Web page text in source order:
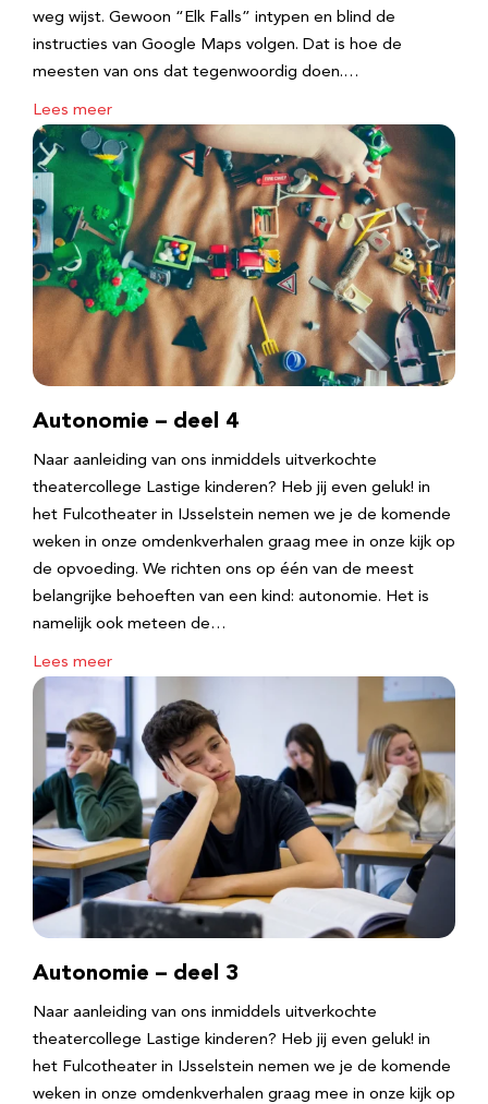
weg wijst. Gewoon “Elk Falls” intypen en blind de
instructies van Google Maps volgen. Dat is hoe de
meesten van ons dat tegenwoordig doen.…
Lees meer
Autonomie – deel 4
Naar aanleiding van ons inmiddels uitverkochte
theatercollege Lastige kinderen? Heb jij even geluk! in
het Fulcotheater in IJsselstein nemen we je de komende
weken in onze omdenkverhalen graag mee in onze kijk op
de opvoeding. We richten ons op één van de meest
belangrijke behoeften van een kind: autonomie. Het is
namelijk ook meteen de…
Lees meer
Autonomie – deel 3
Naar aanleiding van ons inmiddels uitverkochte
theatercollege Lastige kinderen? Heb jij even geluk! in
het Fulcotheater in IJsselstein nemen we je de komende
weken in onze omdenkverhalen graag mee in onze kijk op